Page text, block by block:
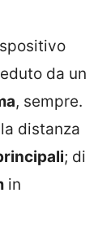
da un
, sempre.
distanza
; di
in